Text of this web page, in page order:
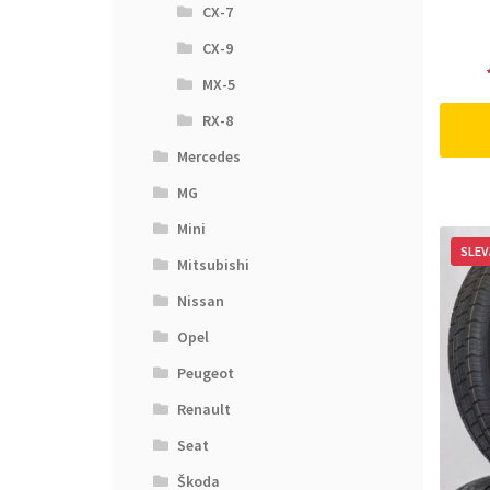
CX-7
CX-9
MX-5
RX-8
Mercedes
MG
Mini
Mitsubishi
Nissan
Opel
Peugeot
Renault
Seat
Škoda